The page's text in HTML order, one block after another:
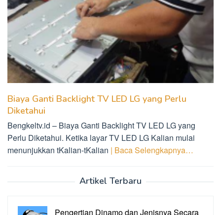
Biaya Ganti Backlight TV LED LG yang Perlu
Diketahui
Bengkeltv.id – Biaya Ganti Backlight TV LED LG yang
Perlu Diketahui. Ketika layar TV LED LG Kalian mulai
menunjukkan tKalian-tKalian | Baca Selengkapnya…
Artikel Terbaru
Pengertian Dinamo dan Jenisnya Secara